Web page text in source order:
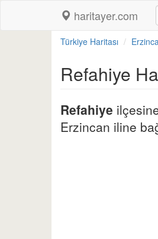
haritayer.com
Türkiye Haritası
Refahiye
Refahiye
Erzincan iline